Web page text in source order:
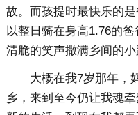
故。而孩提时最快乐的
以整日骑在身高1.76的
清脆的笑声撒满乡间的小
大概在我7岁那年，
乡，来到至今仍让我魂